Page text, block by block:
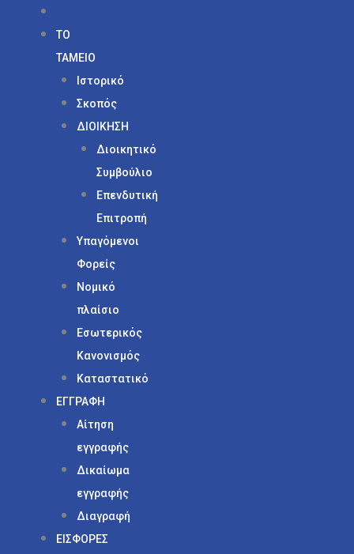
ΤΟ
ΤΑΜΕΙΟ
Ιστορικό
Σκοπός
ΔΙΟΙΚΗΣΗ
Διοικητικό
Συμβούλιο
Επενδυτική
Επιτροπή
Υπαγόμενοι
Φορείς
Νομικό
πλαίσιο
Εσωτερικός
Κανονισμός
Καταστατικό
ΕΓΓΡΑΦΗ
Αίτηση
εγγραφής
Δικαίωμα
εγγραφής
Διαγραφή
ΕΙΣΦΟΡΕΣ